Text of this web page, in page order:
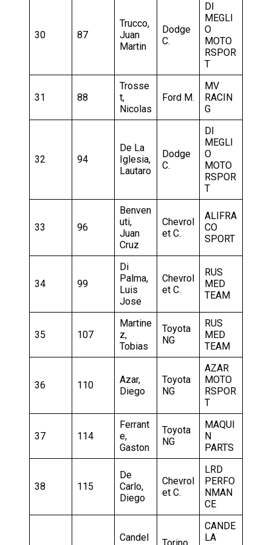
30 87
Trucco,
Juan
Martin
Dodge
C.
DI
MEGLI
O
MOTO
RSPOR
T
31 88
Trosse
t,
Nicolas
Ford M.
MV
RACIN
G
32 94
De La
Iglesia,
Lautaro
Dodge
C.
DI
MEGLI
O
MOTO
RSPOR
T
33 96
Benven
uti,
Juan
Cruz
Chevrol
et C.
ALIFRA
CO
SPORT
34 99
Di
Palma,
Luis
Jose
Chevrol
et C.
RUS
MED
TEAM
35 107
Martine
z,
Tobias
Toyota
NG
RUS
MED
TEAM
36 110
Azar,
Diego
Toyota
NG
AZAR
MOTO
RSPOR
T
37 114
Ferrant
e,
Gaston
Toyota
NG
MAQUI
N
PARTS
38 115
De
Carlo,
Diego
Chevrol
et C.
LRD
PERFO
NMAN
CE
Candel
CANDE
LA